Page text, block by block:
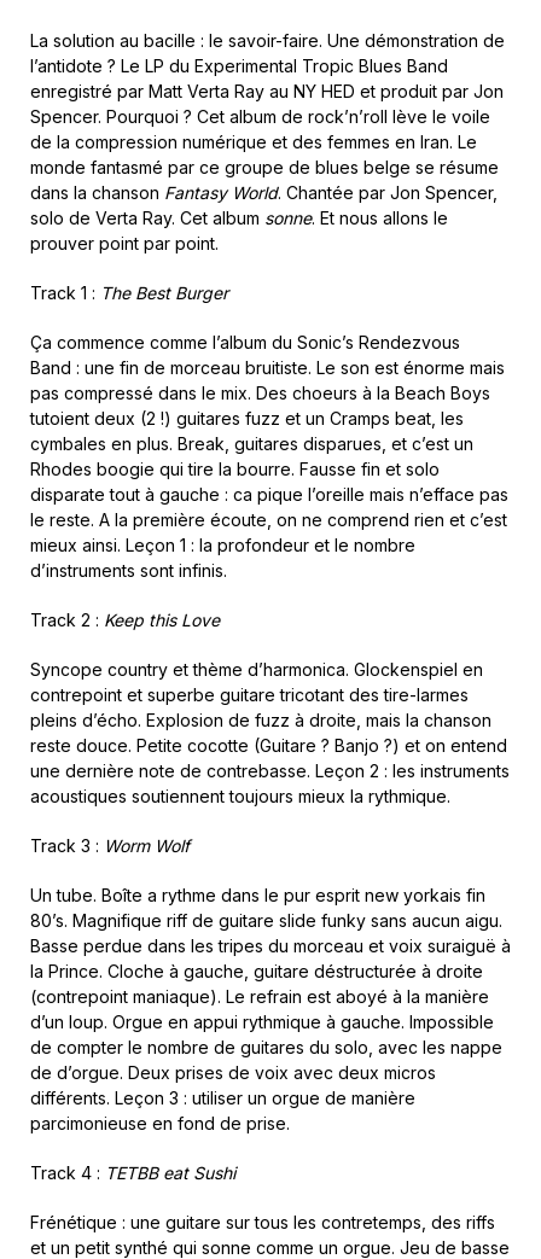
La solution au bacille : le savoir-faire. Une démonstration de
l’antidote ? Le LP du Experimental Tropic Blues Band
enregistré par Matt Verta Ray au NY HED et produit par Jon
Spencer. Pourquoi ? Cet album de rock’n’roll lève le voile
de la compression numérique et des femmes en Iran. Le
monde fantasmé par ce groupe de blues belge se résume
dans la chanson Fantasy World. Chantée par Jon Spencer,
solo de Verta Ray. Cet album sonne. Et nous allons le
prouver point par point.
Track 1 : The Best Burger
Ça commence comme l’album du Sonic’s Rendezvous
Band : une fin de morceau bruitiste. Le son est énorme mais
pas compressé dans le mix. Des choeurs à la Beach Boys
tutoient deux (2 !) guitares fuzz et un Cramps beat, les
cymbales en plus. Break, guitares disparues, et c’est un
Rhodes boogie qui tire la bourre. Fausse fin et solo
disparate tout à gauche : ca pique l’oreille mais n’efface pas
le reste. A la première écoute, on ne comprend rien et c’est
mieux ainsi. Leçon 1 : la profondeur et le nombre
d’instruments sont infinis.
Track 2 : Keep this Love
Syncope country et thème d’harmonica. Glockenspiel en
contrepoint et superbe guitare tricotant des tire-larmes
pleins d’écho. Explosion de fuzz à droite, mais la chanson
reste douce. Petite cocotte (Guitare ? Banjo ?) et on entend
une dernière note de contrebasse. Leçon 2 : les instruments
acoustiques soutiennent toujours mieux la rythmique.
Track 3 : Worm Wolf
Un tube. Boîte a rythme dans le pur esprit new yorkais fin
80’s. Magnifique riff de guitare slide funky sans aucun aigu.
Basse perdue dans les tripes du morceau et voix suraiguë à
la Prince. Cloche à gauche, guitare déstructurée à droite
(contrepoint maniaque). Le refrain est aboyé à la manière
d’un loup. Orgue en appui rythmique à gauche. Impossible
de compter le nombre de guitares du solo, avec les nappe
de d’orgue. Deux prises de voix avec deux micros
différents. Leçon 3 : utiliser un orgue de manière
parcimonieuse en fond de prise.
Track 4 : TETBB eat Sushi
Frénétique : une guitare sur tous les contretemps, des riffs
et un petit synthé qui sonne comme un orgue. Jeu de basse